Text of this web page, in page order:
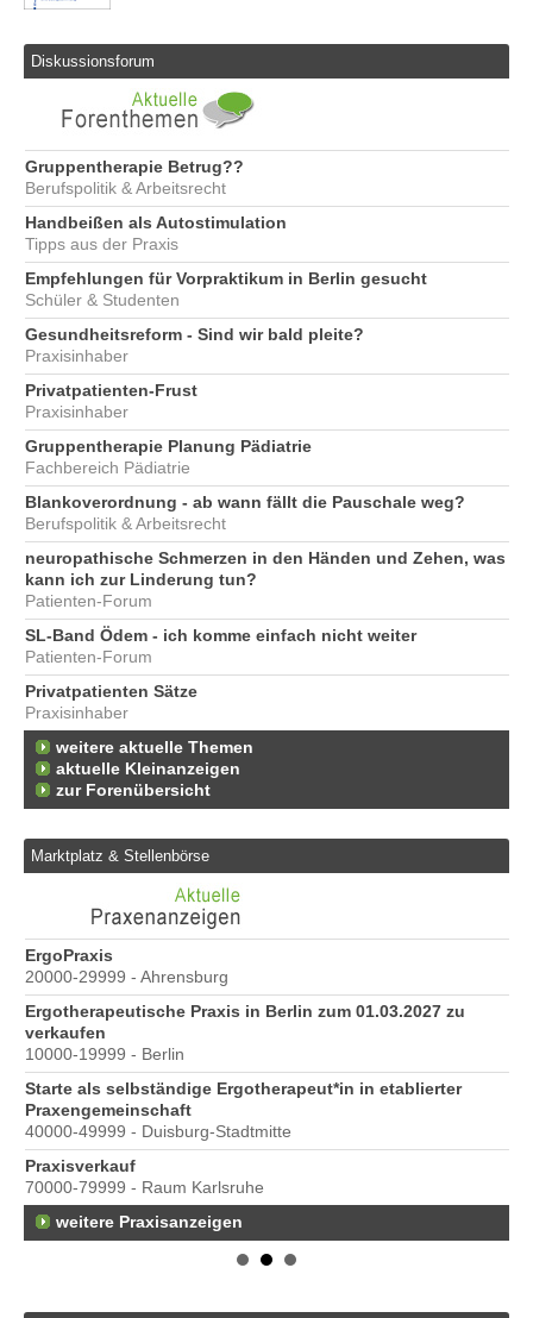
Diskussionsforum
Gruppentherapie Betrug??
Berufspolitik & Arbeitsrecht
Handbeißen als Autostimulation
Tipps aus der Praxis
Empfehlungen für Vorpraktikum in Berlin gesucht
Schüler & Studenten
Gesundheitsreform - Sind wir bald pleite?
Praxisinhaber
Privatpatienten-Frust
Praxisinhaber
Gruppentherapie Planung Pädiatrie
Fachbereich Pädiatrie
Blankoverordnung - ab wann fällt die Pauschale weg?
Berufspolitik & Arbeitsrecht
neuropathische Schmerzen in den Händen und Zehen, was
kann ich zur Linderung tun?
Patienten-Forum
SL-Band Ödem - ich komme einfach nicht weiter
Patienten-Forum
Privatpatienten Sätze
Praxisinhaber
weitere aktuelle Themen
aktuelle Kleinanzeigen
zur Forenübersicht
Marktplatz & Stellenbörse
ErgoPraxis
20000-29999 - Ahrensburg
Ergotherapeutische Praxis in Berlin zum 01.03.2027 zu
verkaufen
10000-19999 - Berlin
Starte als selbständige Ergotherapeut*in in etablierter
Praxengemeinschaft
40000-49999 - Duisburg-Stadtmitte
Praxisverkauf
70000-79999 - Raum Karlsruhe
weitere Praxisanzeigen